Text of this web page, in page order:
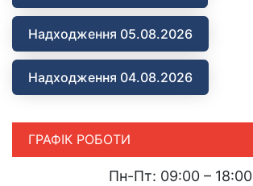
Надходження 05.08.2026
Надходження 04.08.2026
ГРАФІК РОБОТИ
Пн-Пт: 09:00 – 18:00